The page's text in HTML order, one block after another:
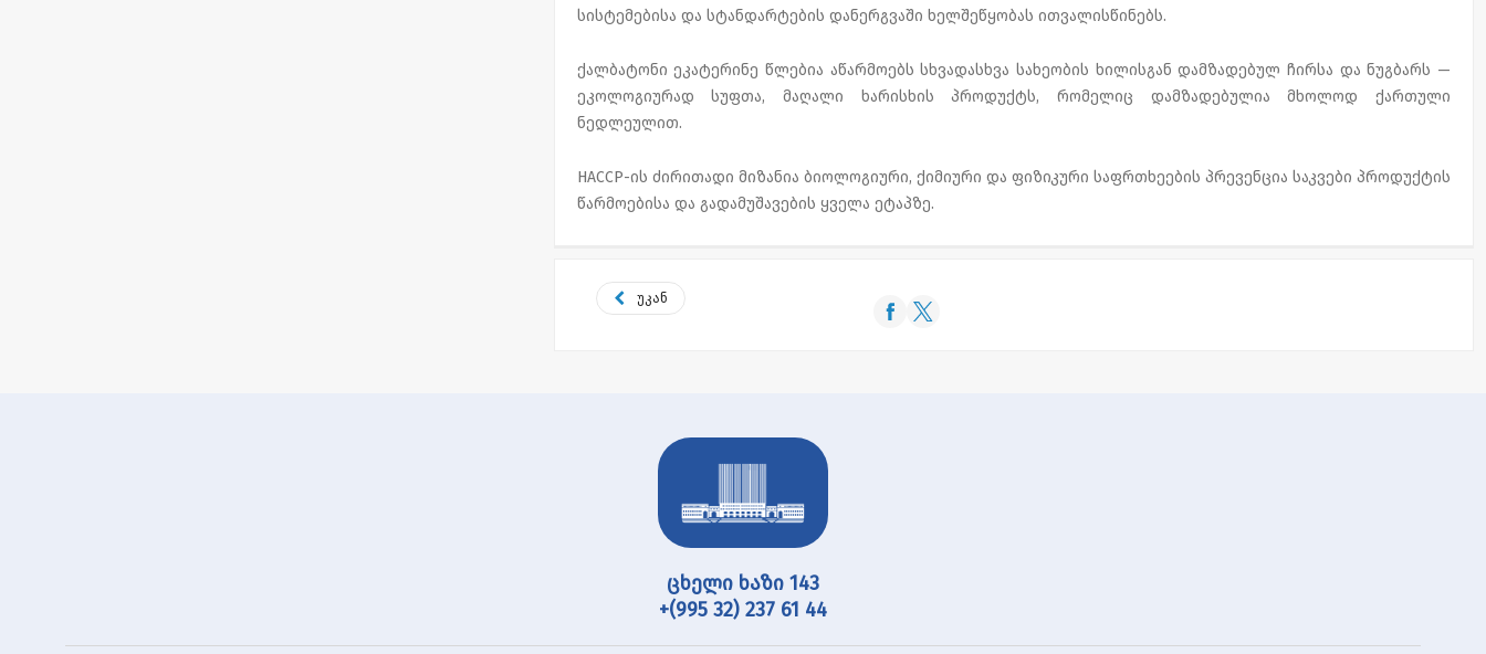
სისტემებისა და სტანდარტების დანერგვაში ხელშეწყობას ითვალისწინებს.
ქალბატონი ეკატერინე წლებია აწარმოებს სხვადასხვა სახეობის ხილისგან დამზადებულ ჩირსა და ნუგბარს —
ეკოლოგიურად სუფთა, მაღალი ხარისხის პროდუქტს, რომელიც დამზადებულია მხოლოდ ქართული
ნედლეულით.
HACCP-ის ძირითადი მიზანია ბიოლოგიური, ქიმიური და ფიზიკური საფრთხეების პრევენცია საკვები პროდუქტის
წარმოებისა და გადამუშავების ყველა ეტაპზე.
უკან
ცხელი ხაზი 143
+(995 32) 237 61 44